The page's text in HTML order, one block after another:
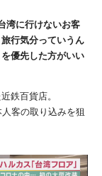
湾に行けないお客
行気分っていうん
優先した方がいい
鉄百貨店。
客の取り込みを狙